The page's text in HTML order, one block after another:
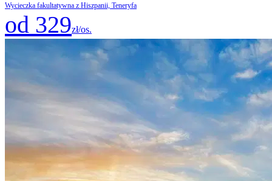
Wycieczka fakultatywna z Hiszpanii, Teneryfa
od 329zł/os.